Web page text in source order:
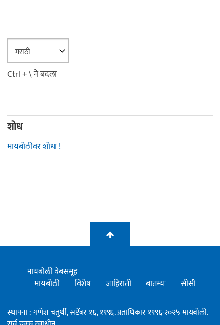
Ctrl + \ ने बदला
शोध
मायबोलीवर शोधा !
मायबोली वेबसमूह
मायबोली
विशेष जाहिराती बातम्या सीसी
स्थापना : गणेश चतुर्थी, सप्टेंबर १६, १९९६. प्रताधिकार १९९६-२०२५ मायबोली.